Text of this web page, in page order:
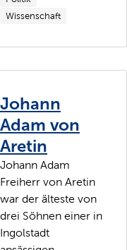
Wissenschaft
Johann
Adam von
Aretin
Johann Adam
Freiherr von Aretin
war der älteste von
drei Söhnen einer in
Ingolstadt